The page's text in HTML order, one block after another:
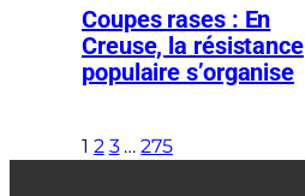
Coupes rases : En
Creuse, la résistance
populaire s’organise
1 2 3 … 275